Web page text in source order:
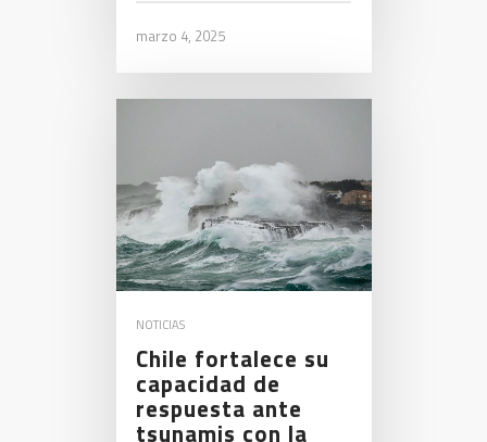
marzo 4, 2025
NOTICIAS
Chile fortalece su
capacidad de
respuesta ante
tsunamis con la